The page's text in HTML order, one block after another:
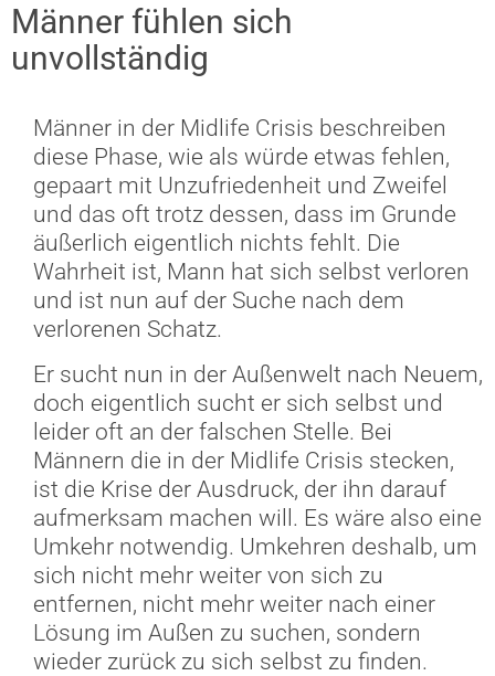
Männer fühlen sich
unvollständig
Männer in der Midlife Crisis beschreiben
diese Phase, wie als würde etwas fehlen,
gepaart mit Unzufriedenheit und Zweifel
und das oft trotz dessen, dass im Grunde
äußerlich eigentlich nichts fehlt. Die
Wahrheit ist, Mann hat sich selbst verloren
und ist nun auf der Suche nach dem
verlorenen Schatz.
Er sucht nun in der Außenwelt nach Neuem,
doch eigentlich sucht er sich selbst und
leider oft an der falschen Stelle. Bei
Männern die in der Midlife Crisis stecken,
ist die Krise der Ausdruck, der ihn darauf
aufmerksam machen will. Es wäre also eine
Umkehr notwendig. Umkehren deshalb, um
sich nicht mehr weiter von sich zu
entfernen, nicht mehr weiter nach einer
Lösung im Außen zu suchen, sondern
wieder zurück zu sich selbst zu finden.